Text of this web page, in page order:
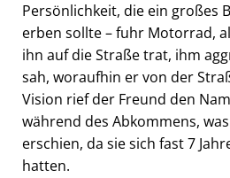
Persönlichkeit, die ein großes
erben sollte – fuhr Motorrad,
ihn auf die Straße trat, ihm
sah, woraufhin er von der
Vision rief der Freund den
während des Abkommens,
erschien, da sie sich fast 7
hatten.